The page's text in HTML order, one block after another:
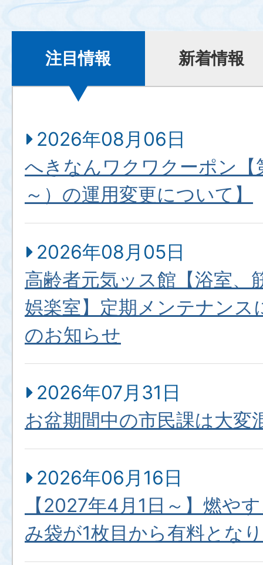
注目情報 新着情報
2026年08月06日
へきなんワクワクーポン
～）の運用変更について】
2026年08月05日
高齢者元気ッス館【浴室、
娯楽室】定期メンテナンス
のお知らせ
2026年07月31日
お盆期間中の市民課は大変
2026年06月16日
【2027年4月1日～】燃や
み袋が1枚目から有料とな